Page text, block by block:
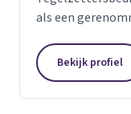
als een
vloertegels en diverse soorten natuursteen. Grotere
of...
Bekijk profiel